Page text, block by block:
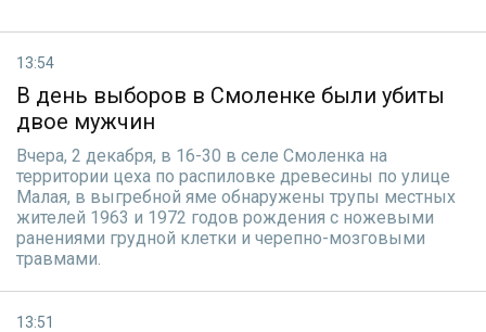
13:54
В день выборов в Смоленке были убиты
двое мужчин
Вчера, 2 декабря, в 16-30 в селе Смоленка на
территории цеха по распиловке древесины по улице
Малая, в выгребной яме обнаружены трупы местных
жителей 1963 и 1972 годов рождения с ножевыми
ранениями грудной клетки и черепно-мозговыми
травмами.
13:51